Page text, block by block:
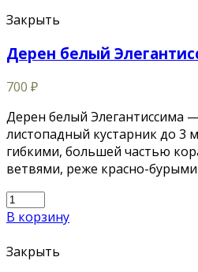
Закрыть
Дерен белый
700 ₽
Дерен белый Элегантиссима
листопадный кустарник до 3
гибкими, большей частью
ветвями, реже красно-бурыми
В корзину
Закрыть